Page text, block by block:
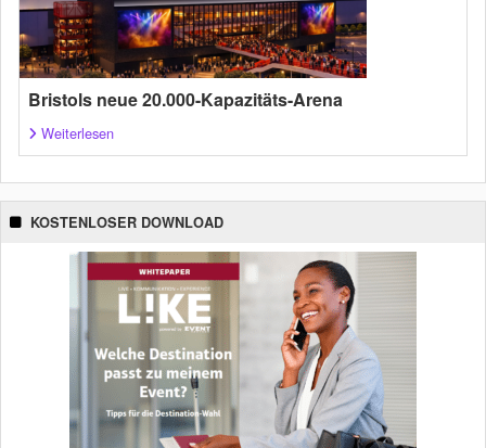
Bristols neue 20.000-Kapazitäts-Arena
Weiterlesen
KOSTENLOSER DOWNLOAD